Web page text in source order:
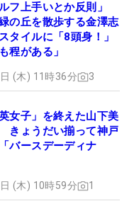
フ上手いとか反則」
の丘を散歩する金澤志
タイルに「8頭身！」
程がある」
(木) 11時36分 3
女子」を終えた山下美
きょうだい揃って神戸
バースデーディナ
(木) 10時59分 1